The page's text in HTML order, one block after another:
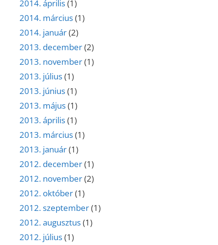
2014. április(1)
2014. március(1)
2014. január(2)
2013. december(2)
2013. november(1)
2013. július(1)
2013. június(1)
2013. május(1)
2013. április(1)
2013. március(1)
2013. január(1)
2012. december(1)
2012. november(2)
2012. október(1)
2012. szeptember(1)
2012. augusztus(1)
2012. július(1)